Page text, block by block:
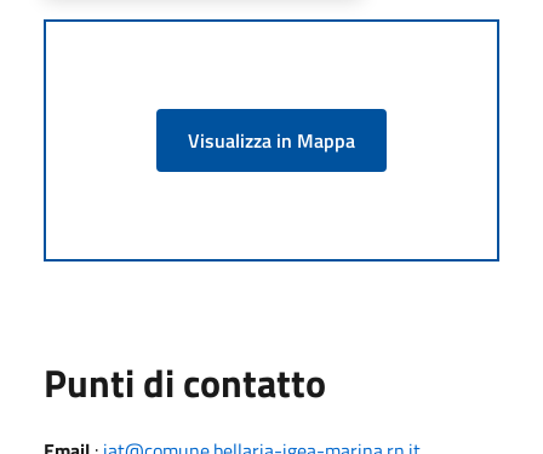
Visualizza in Mappa
Punti di contatto